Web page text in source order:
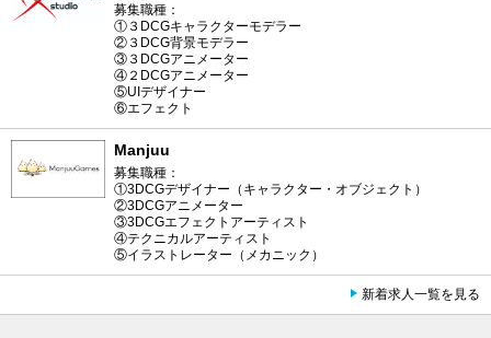
募集職種：
①３DCGキャラクターモデラー
②３DCG背景モデラー
③３DCGアニメーター
④２DCGアニメーター
⑤UIデザイナー
⑥エフェクト
Manjuu
募集職種：
①3DCGデザイナー（キャラクター・オブジェクト）
②3DCGアニメーター
③3DCGエフェクトアーティスト
④テクニカルアーティスト
⑤イラストレーター（メカニック）
新着求人一覧を見る